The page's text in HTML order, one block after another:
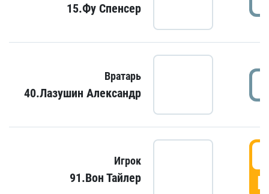
15.Фу Спенсер
Вратарь
40.Лазушин Александр
Игрок
91.Вон Тайлер